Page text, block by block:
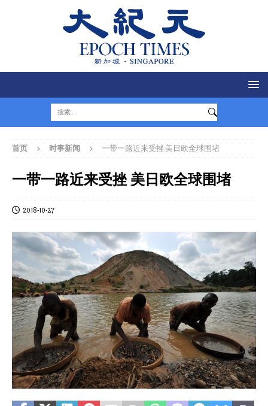
首页 时事新闻 一带一路近来受挫 美日欧全球围堵
一带一路近来受挫 美日欧全球围堵
2018-10-27